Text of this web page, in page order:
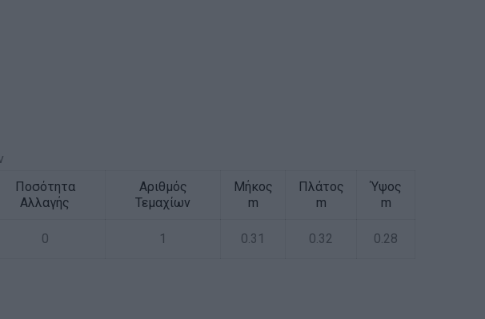
Ποσότητα
Αλλαγής
Αριθμός
Τεμαχίων
Μήκος
m
Πλάτος
m
Ύψος
m
0 1 0.31 0.32 0.28